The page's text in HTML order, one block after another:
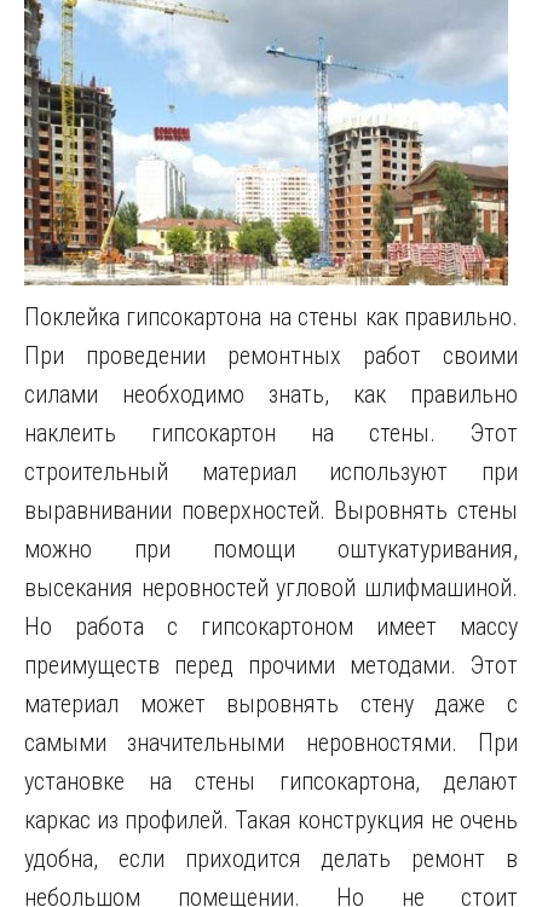
Поклейка гипсокартона на стены как правильно.
При проведении ремонтных работ своими
силами необходимо знать, как правильно
наклеить гипсокартон на стены. Этот
строительный материал используют при
выравнивании поверхностей. Выровнять стены
можно при помощи оштукатуривания,
высекания неровностей угловой шлифмашиной.
Но работа с гипсокартоном имеет массу
преимуществ перед прочими методами. Этот
материал может выровнять стену даже с
самыми значительными неровностями. При
установке на стены гипсокартона, делают
каркас из профилей. Такая конструкция не очень
удобна, если приходится делать ремонт в
небольшом помещении. Но не стоит